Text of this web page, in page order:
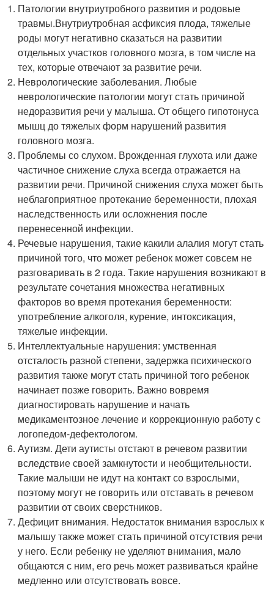
Патологии внутриутробного развития и родовые
травмы.Внутриутробная асфиксия плода, тяжелые
роды могут негативно сказаться на развитии
отдельных участков головного мозга, в том числе на
тех, которые отвечают за развитие речи.
Неврологические заболевания. Любые
неврологические патологии могут стать причиной
недоразвития речи у малыша. От общего гипотонуса
мышц до тяжелых форм нарушений развития
головного мозга.
Проблемы со слухом. Врожденная глухота или даже
частичное снижение слуха всегда отражается на
развитии речи. Причиной снижения слуха может быть
неблагоприятное протекание беременности, плохая
наследственность или осложнения после
перенесенной инфекции.
Речевые нарушения, такие какили алалия могут стать
причиной того, что может ребенок может совсем не
разговаривать в 2 года. Такие нарушения возникают в
результате сочетания множества негативных
факторов во время протекания беременности:
употребление алкоголя, курение, интоксикация,
тяжелые инфекции.
Интеллектуальные нарушения: умственная
отсталость разной степени, задержка психического
развития также могут стать причиной того ребенок
начинает позже говорить. Важно вовремя
диагностировать нарушение и начать
медикаментозное лечение и коррекционную работу с
логопедом-дефектологом.
Аутизм. Дети аутисты отстают в речевом развитии
вследствие своей замкнутости и необщительности.
Такие малыши не идут на контакт со взрослыми,
поэтому могут не говорить или отставать в речевом
развитии от своих сверстников.
Дефицит внимания. Недостаток внимания взрослых к
малышу также может стать причиной отсутствия речи
у него. Если ребенку не уделяют внимания, мало
общаются с ним, его речь может развиваться крайне
медленно или отсутствовать вовсе.